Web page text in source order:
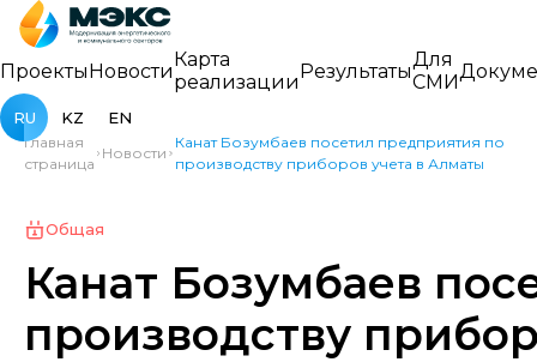
ПроектыНовостиКарта
реализацииРезультатыДля
СМИ
RU KZ EN
Главная
страница
Новости
Канат Бозумбаев посетил предприятия по
производству приборов учета в Алматы
Общая
Канат Бозумбаев
производству